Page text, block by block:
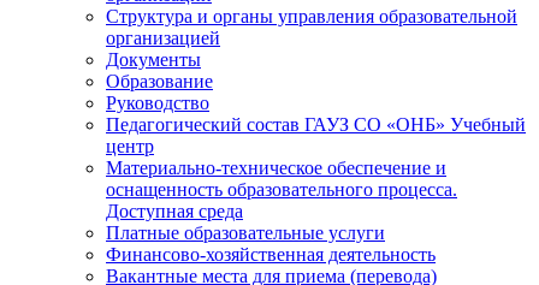
Структура и органы управления образовательной
организацией
Документы
Образование
Руководство
Педагогический состав ГАУЗ СО «ОНБ» Учебный
центр
Материально-техническое обеспечение и
оснащенность образовательного процесса.
Доступная среда
Платные образовательные услуги
Финансово-хозяйственная деятельность
Вакантные места для приема (перевода)